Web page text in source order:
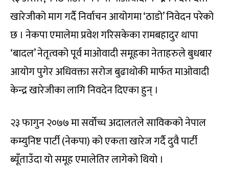
खारेजीको माग गर्दै निर्वाचन आयोगमा ‘ठाडो’ निवेदन परेको
छ । नेकपा एमालेमा प्रवेश गरिसकेका रामबहादुर थापा
‘बादल’ नेतृत्वको पूर्व माओवादी समूहका नेताहरुले बुधबार
आयोग पुगेर अधिवक्ता सरोज बुढाथोकी मार्फत माओवादी
केन्द्र खारेजीका लागि निवदेन दिएका हुन् ।
२३ फागुन २०७७ मा सर्वोच्च अदालतले साविकको नेपाल
कम्युनिष्ट पार्टी (नेकपा) को एकता खारेज गर्दै दुवै पार्टी
ब्यूँताउँदा यो समूह एमालेतिर लागेको थियो ।